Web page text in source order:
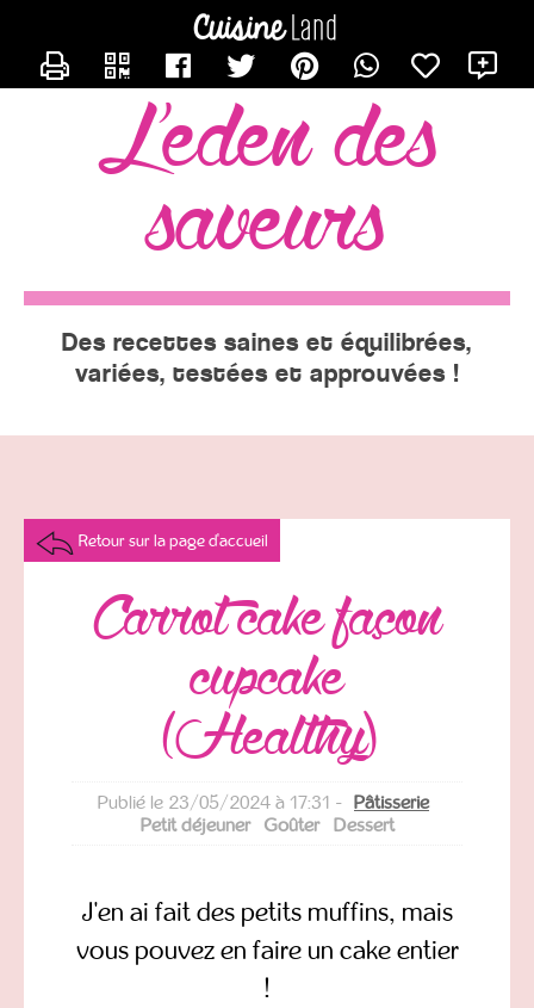
l'eden des
saveurs
Des recettes saines et équilibrées,
variées, testées et approuvées !
Retour sur la page d'accueil
Carrot cake façon
cupcake
(Healthy)
Publié le 23/05/2024 à 17:31 - Pâtisserie
Petit déjeuner
Goûter Dessert
J'en ai fait des petits muffins, mais
vous pouvez en faire un cake entier
!
CONTACTER EVE